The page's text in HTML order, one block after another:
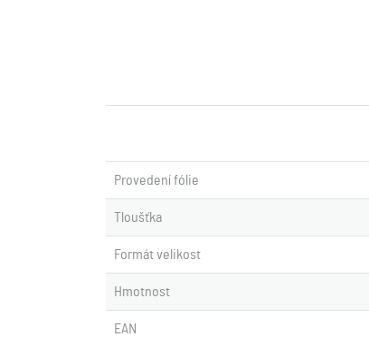
Provedení fólie
Tloušťka
Formát velikost
Hmotnost
EAN